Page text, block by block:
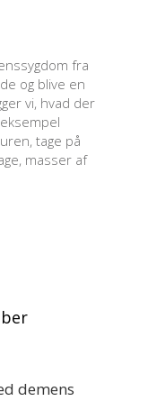
fra
og blive en
vi, hvad der
tage på
masser af
demens